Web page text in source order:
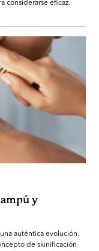
considerarse eficaz.
y
auténtica evolución.
de skinificación